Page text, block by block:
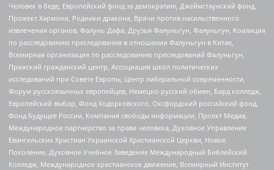
Человек в беде, Европейский фонд за демократию, Джеймстаунский фонд,
Прожект Хармони, Родники дракона, Врачи против насильственного
извлечения органов, Фалунь Дафа, Друзья Фалуньгун, Фалуньгун, Коалиция
по расследованию преследования в отношении Фалуньгун в Китае,
Всемирная организация по расследованию преследований Фалуньгун,
Пражский гражданский центр, Ассоциация школ политических
исследований при Совете Европы, Центр либеральной современности,
Форум русскоязычных европейцев, Немецко-русский обмен, Бард колледж,
Европейский выбор, Фонд Ходорковского, Оксфордский российский фонд,
Фонд Будущее России, Компания свободы информации, Проект Медиа,
Международное партнерство за права человека, Духовное Управление
Евангельских Христиан Украинской Христианской Церкви, Новое
Поколение, Духовное Учебное Заведение Международный Библейский
Колледж, Международное христианское движение, Всемирный Институт